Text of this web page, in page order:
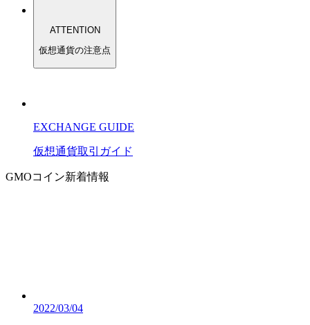
ATTENTION
仮想通貨の注意点
EXCHANGE GUIDE
仮想通貨取引 ガイド
GMOコイン新着情報
2022/03/04